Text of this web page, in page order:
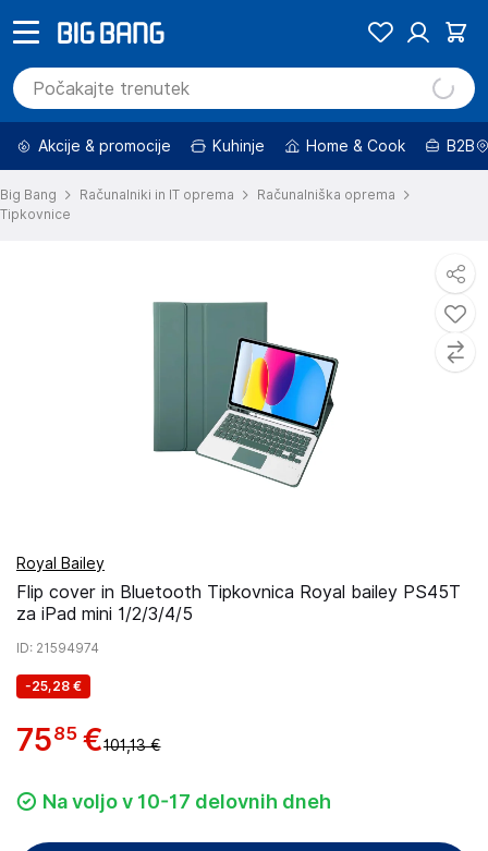
Akcije & promocije Kuhinje Home & Cook B2B
Big Bang Računalniki in IT oprema
Računalniška oprema
Tipkovnice
Royal Bailey
Flip cover in Bluetooth Tipkovnica Royal bailey PS45T
za iPad mini 1/2/3/4/5
ID: 21594974
-25,28 €
7585 €101,13 €
Na voljo v 10-17 delovnih dneh